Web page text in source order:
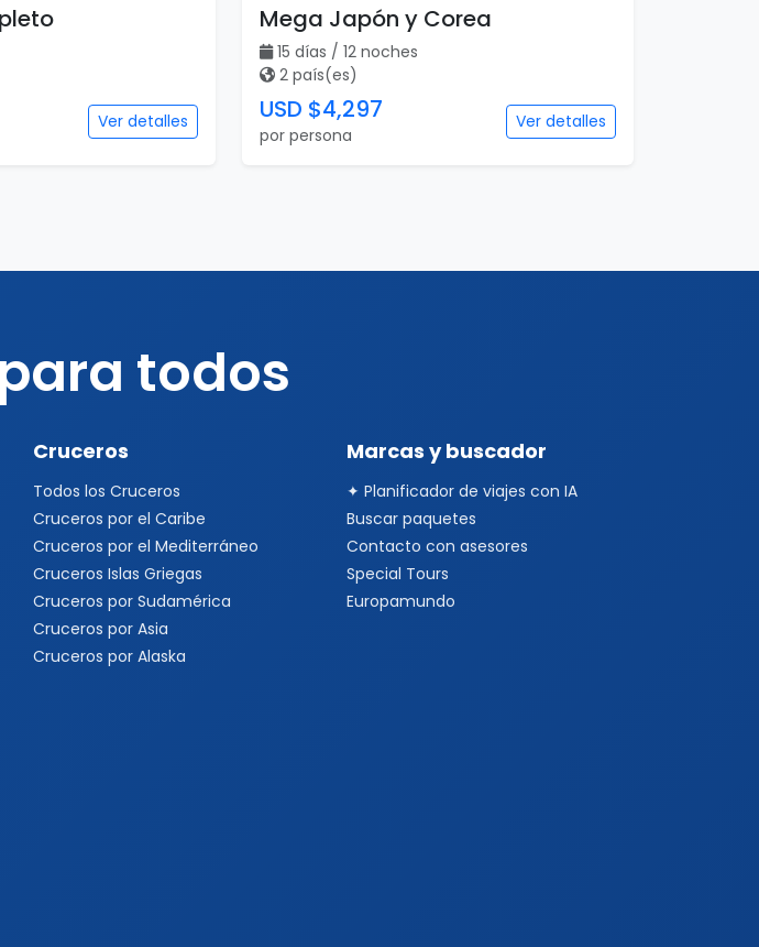
Ver detalles
Mega Japón y Corea
15 días / 12 noches
2 país(es)
USD $4,297
por persona
Ver detalles
todos
Cruceros
Todos los Cruceros
Cruceros por el Caribe
Cruceros por el Mediterráneo
Cruceros Islas Griegas
Cruceros por Sudamérica
Cruceros por Asia
Cruceros por Alaska
Marcas y buscador
✦ Planificador de viajes con IA
Buscar paquetes
Contacto con asesores
Special Tours
Europamundo